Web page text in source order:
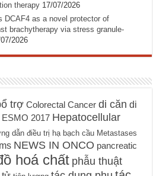
therapy 17/07/2026
DCAF4 as a novel protector of
brachytherapy via stress granule-
2026
trợ Colorectal Cancer di căn di
ESMO 2017 Hepatocellular
dẫn điều trị hạ bạch cầu Metastases
NEWS IN ONCO pancreatic
hoá chất phẫu thuật